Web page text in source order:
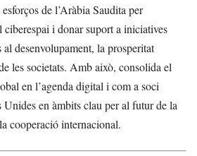
de l’Aràbia Saudita per
ciberespai i donar suport a iniciatives
desenvolupament, la prosperitat
les societats. Amb això, consolida el
en l’agenda digital i com a soci
Unides en àmbits clau per al futur de la
cooperació internacional.